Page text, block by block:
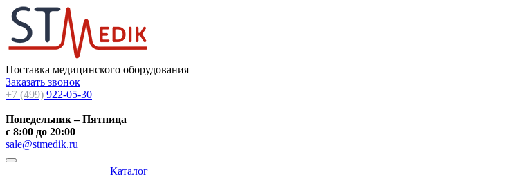
Поставка медицинского оборудования
Заказать звонок
+7 (499) 922-05-30
Понедельник – Пятница
с 8:00 до 20:00
sale@stmedik.ru
Каталог